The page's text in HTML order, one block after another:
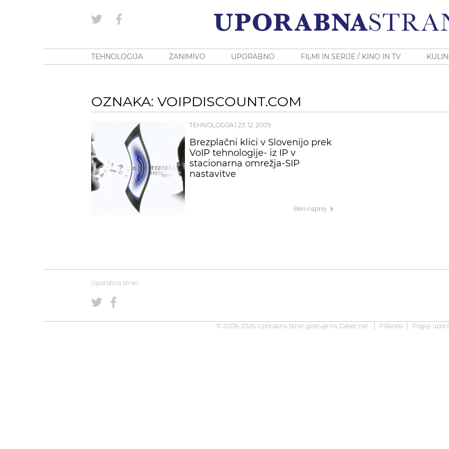
TEHNOLOGIJA ZANIMIVO UPORABNO FILMI IN SERIJE / KINO IN TV
OZNAKA: VOIPDISCOUNT.COM
TEHNOLOGIJA 23. 12. 2009
Brezplačni klici v Slovenijo prek
VoIP tehnologije- iz IP v
stacionarna omrežja-SIP
nastavitve
Beri naprej
Uporabna stran
© 2008-2026 Uporabna Stran gostuje na Zabec.net Piškotki Pogoji